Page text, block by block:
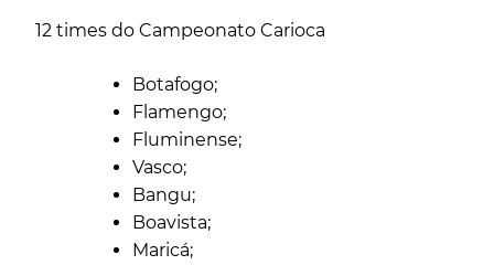
12 times do Campeonato Carioca
Botafogo;
Flamengo;
Fluminense;
Vasco;
Bangu;
Boavista;
Maricá;